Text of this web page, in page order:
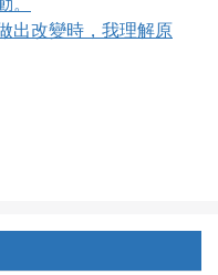
出改變時，我理解原